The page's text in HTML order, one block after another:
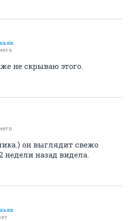
не скрываю этого.
он выглядит свежо
недели назад видела.